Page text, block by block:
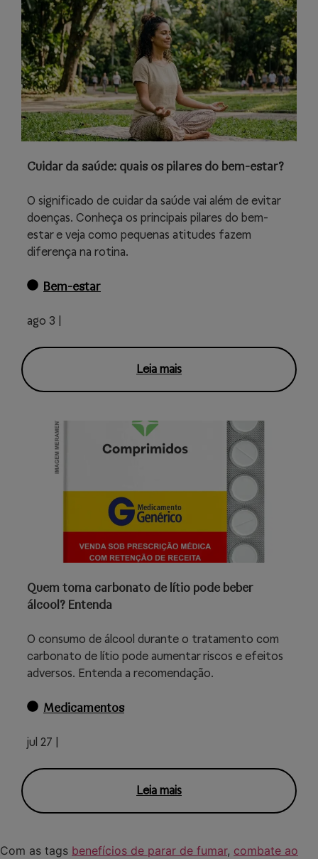
Cuidar da saúde: quais os pilares do bem-estar?
O significado de cuidar da saúde vai além de evitar
doenças. Conheça os principais pilares do bem-
estar e veja como pequenas atitudes fazem
diferença na rotina.
Bem-estar
ago 3 |
Leia mais
Quem toma carbonato de lítio pode beber
álcool? Entenda
O consumo de álcool durante o tratamento com
carbonato de lítio pode aumentar riscos e efeitos
adversos. Entenda a recomendação.
Medicamentos
jul 27 |
Leia mais
Com as tags benefícios de parar de fumar, combate ao